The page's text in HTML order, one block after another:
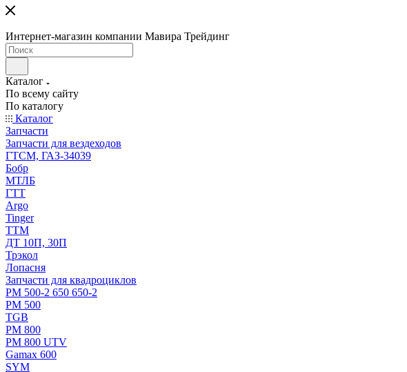
Интернет-магазин компании Мавира Трейдинг
Каталог
По всему сайту
По каталогу
Каталог
Запчасти
Запчасти для вездеходов
ГТСМ, ГАЗ-34039
Бобр
МТЛБ
ГТТ
Argo
Tinger
ТТМ
ДТ 10П, 30П
Трэкол
Лопасня
Запчасти для квадроциклов
РМ 500-2 650 650-2
РМ 500
TGB
РМ 800
РМ 800 UTV
Gamax 600
SYM